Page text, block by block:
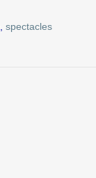
, spectacles